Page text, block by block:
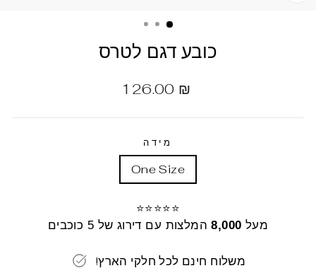
כובע דגם לטרס
מחיר
126.00 ₪
מידה
One Size
⭐⭐⭐⭐⭐
מעל 8,000המלצות עם דירוג של 5 כוכבים
!משלוח חינם לכל חלקי הארץ